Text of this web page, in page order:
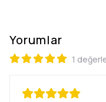
Yorumlar
1